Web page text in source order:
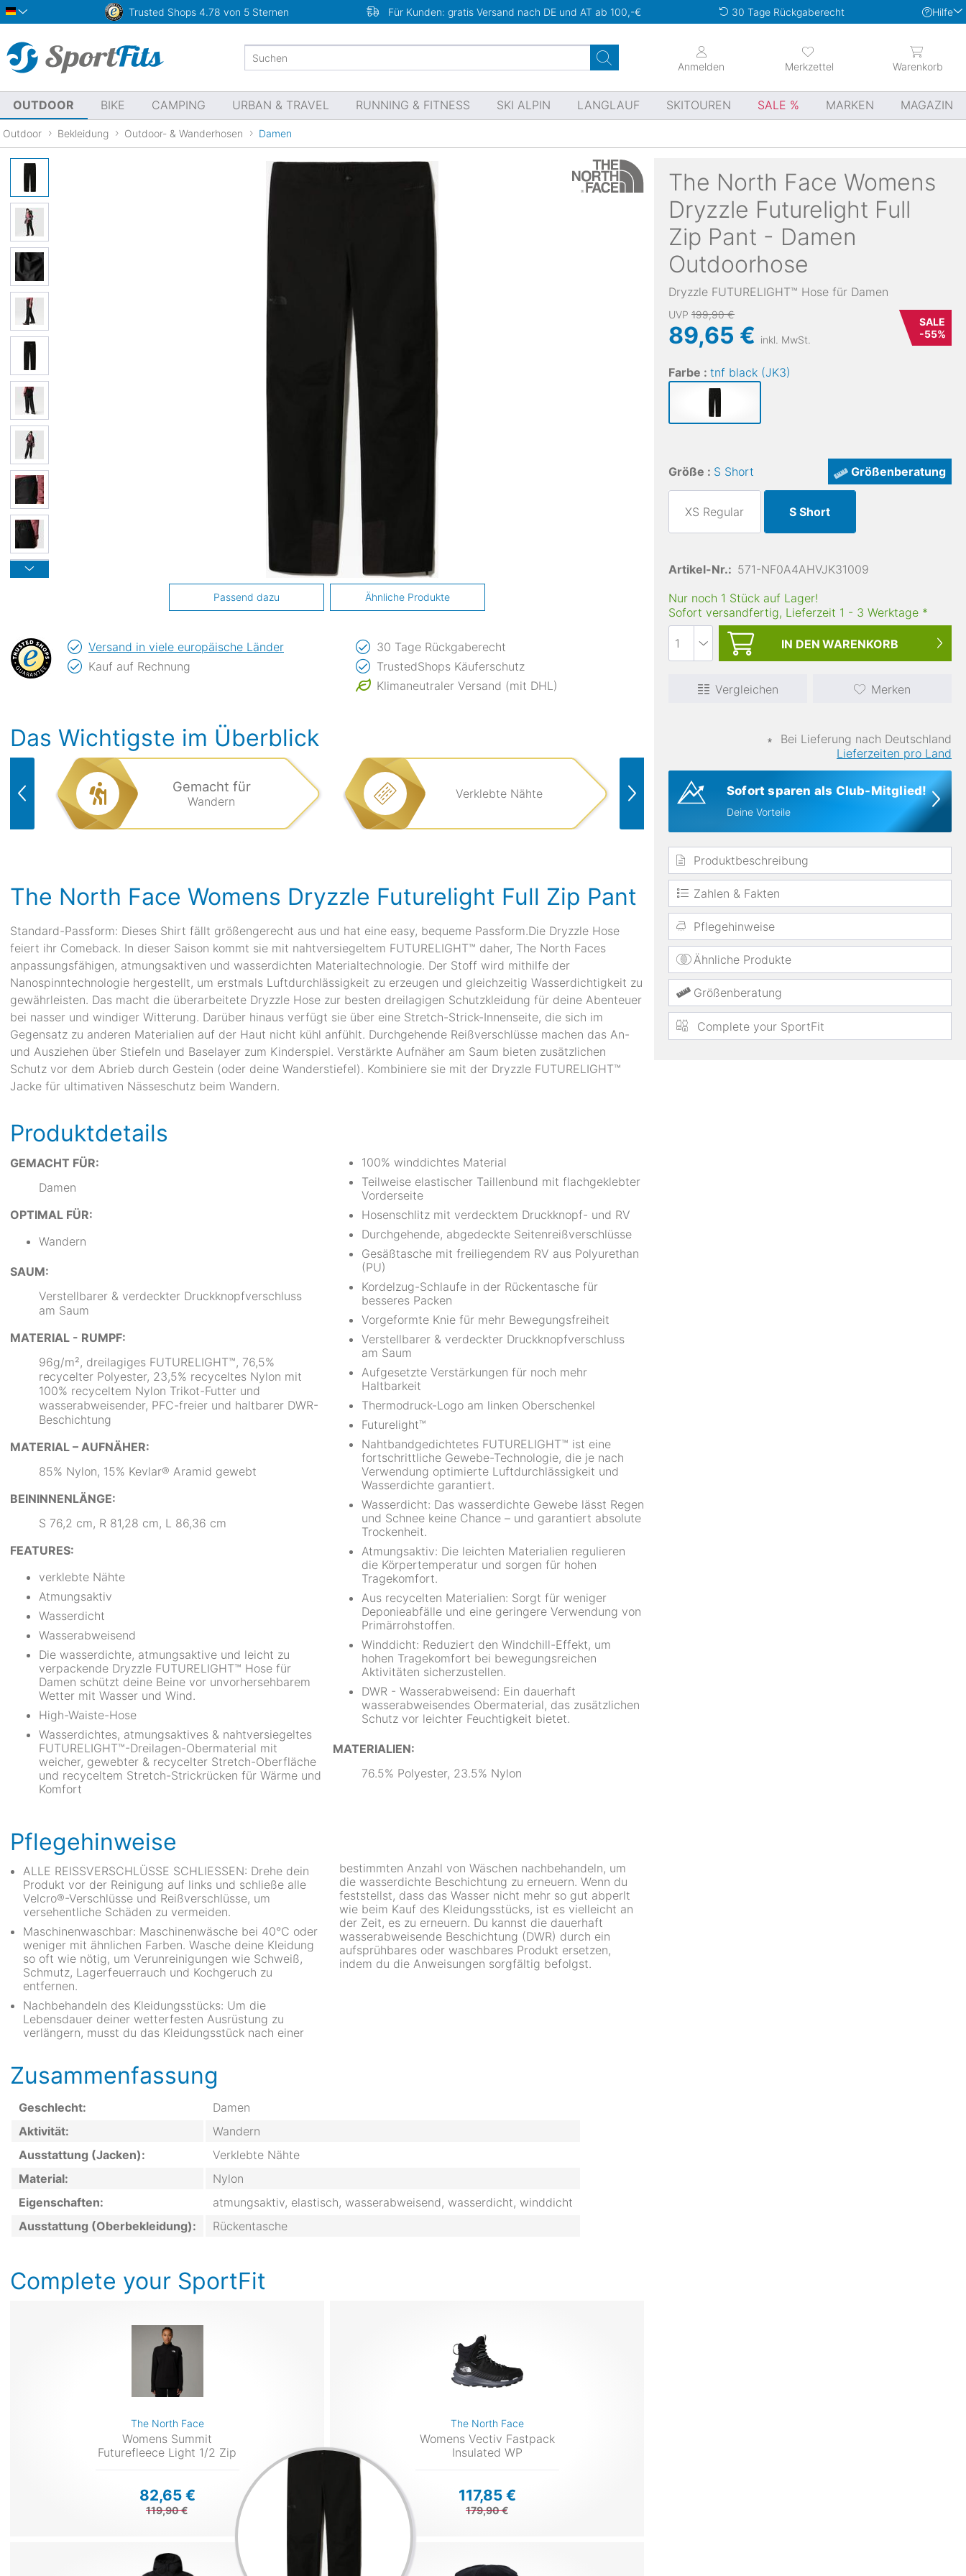
Deutsch Trusted Shops 4.78 von 5 Sternen Für Kunden: gratis Versand nach DE und AT ab 100,-€ 30 Tage Rückgaberecht Hilfe
Merkzettel
Anmelden Warenkorb
OUTDOOR BIKE CAMPING URBAN & TRAVEL RUNNING & FITNESS SKI ALPIN LANGLAUF SKITOUREN SALE MARKEN MAGAZIN
Outdoor Bekleidung Outdoor- & Wanderhosen Damen
The North Face Womens
Dryzzle Futurelight Full
Zip Pant - Damen
Outdoorhose
Dryzzle FUTURELIGHT™ Hose für Damen
UVP 199,90 €
89,65 € inkl. MwSt.
SALE
-55%
Farbe : tnf black (JK3)
Größe : S Short Größenberatung
XS Regular S Short
Artikel-Nr.: 571-NF0A4AHVJK31009
Nur noch 1 Stück auf Lager!
Sofort versandfertig, Lieferzeit 1 - 3 Werktage *
IN DEN WARENKORB
Vergleichen Merken
∗
Bei Lieferung nach Deutschland
Lieferzeiten pro Land
Sofort sparen als Club-Mitglied!
Deine Vorteile
Produktbeschreibung
Zahlen & Fakten
Pflegehinweise
Ähnliche Produkte
Größenberatung
Complete your SportFit
Passend dazu Ähnliche Produkte
Versand in viele europäische Länder
Kauf auf Rechnung
30 Tage Rückgaberecht
TrustedShops Käuferschutz
Klimaneutraler Versand (mit DHL)
Das Wichtigste im Überblick
Gemacht für
Wandern
Verklebte Nähte atmungsaktiv
The North Face Womens Dryzzle Futurelight Full Zip Pant
Standard-Passform: Dieses Shirt fällt größengerecht aus und hat eine easy, bequeme Passform.Die Dryzzle Hose
feiert ihr Comeback. In dieser Saison kommt sie mit nahtversiegeltem FUTURELIGHT™ daher, The North Faces
anpassungsfähigen, atmungsaktiven und wasserdichten Materialtechnologie. Der Stoff wird mithilfe der
Nanospinntechnologie hergestellt, um erstmals Luftdurchlässigkeit zu erzeugen und gleichzeitig Wasserdichtigkeit zu
gewährleisten. Das macht die überarbeitete Dryzzle Hose zur besten dreilagigen Schutzkleidung für deine Abenteuer
bei nasser und windiger Witterung. Darüber hinaus verfügt sie über eine Stretch-Strick-Innenseite, die sich im
Gegensatz zu anderen Materialien auf der Haut nicht kühl anfühlt. Durchgehende Reißverschlüsse machen das An-
und Ausziehen über Stiefeln und Baselayer zum Kinderspiel. Verstärkte Aufnäher am Saum bieten zusätzlichen
Schutz vor dem Abrieb durch Gestein (oder deine Wanderstiefel). Kombiniere sie mit der Dryzzle FUTURELIGHT™
Jacke für ultimativen Nässeschutz beim Wandern.
Produktdetails
GEMACHT FÜR:
Damen
OPTIMAL FÜR:
Wandern
SAUM:
Verstellbarer & verdeckter Druckknopfverschluss
am Saum
MATERIAL - RUMPF:
96g/m², dreilagiges FUTURELIGHT™, 76,5%
recycelter Polyester, 23,5% recyceltes Nylon mit
100% recyceltem Nylon Trikot-Futter und
wasserabweisender, PFC-freier und haltbarer DWR-
Beschichtung
MATERIAL – AUFNÄHER:
85% Nylon, 15% Kevlar® Aramid gewebt
BEININNENLÄNGE:
S 76,2 cm, R 81,28 cm, L 86,36 cm
FEATURES:
verklebte Nähte
Atmungsaktiv
Wasserdicht
Wasserabweisend
Die wasserdichte, atmungsaktive und leicht zu
verpackende Dryzzle FUTURELIGHT™ Hose für
Damen schützt deine Beine vor unvorhersehbarem
Wetter mit Wasser und Wind.
High-Waiste-Hose
Wasserdichtes, atmungsaktives & nahtversiegeltes
FUTURELIGHT™-Dreilagen-Obermaterial mit
weicher, gewebter & recycelter Stretch-Oberfläche
und recyceltem Stretch-Strickrücken für Wärme und
Komfort
100% winddichtes Material
Teilweise elastischer Taillenbund mit flachgeklebter
Vorderseite
Hosenschlitz mit verdecktem Druckknopf- und RV
Durchgehende, abgedeckte Seitenreißverschlüsse
Gesäßtasche mit freiliegendem RV aus Polyurethan
(PU)
Kordelzug-Schlaufe in der Rückentasche für
besseres Packen
Vorgeformte Knie für mehr Bewegungsfreiheit
Verstellbarer & verdeckter Druckknopfverschluss
am Saum
Aufgesetzte Verstärkungen für noch mehr
Haltbarkeit
Thermodruck-Logo am linken Oberschenkel
Futurelight™
Nahtbandgedichtetes FUTURELIGHT™ ist eine
fortschrittliche Gewebe-Technologie, die je nach
Verwendung optimierte Luftdurchlässigkeit und
Wasserdichte garantiert.
Wasserdicht: Das wasserdichte Gewebe lässt Regen
und Schnee keine Chance – und garantiert absolute
Trockenheit.
Atmungsaktiv: Die leichten Materialien regulieren
die Körpertemperatur und sorgen für hohen
Tragekomfort.
Aus recycelten Materialien: Sorgt für weniger
Deponieabfälle und eine geringere Verwendung von
Primärrohstoffen.
Winddicht: Reduziert den Windchill-Effekt, um
hohen Tragekomfort bei bewegungsreichen
Aktivitäten sicherzustellen.
DWR - Wasserabweisend: Ein dauerhaft
wasserabweisendes Obermaterial, das zusätzlichen
Schutz vor leichter Feuchtigkeit bietet.
MATERIALIEN:
76.5% Polyester, 23.5% Nylon
Pflegehinweise
ALLE REISSVERSCHLÜSSE SCHLIESSEN: Drehe dein
Produkt vor der Reinigung auf links und schließe alle
Velcro®-Verschlüsse und Reißverschlüsse, um
versehentliche Schäden zu vermeiden.
Maschinenwaschbar: Maschinenwäsche bei 40°C oder
weniger mit ähnlichen Farben. Wasche deine Kleidung
so oft wie nötig, um Verunreinigungen wie Schweiß,
Schmutz, Lagerfeuerrauch und Kochgeruch zu
entfernen.
Nachbehandeln des Kleidungsstücks: Um die
Lebensdauer deiner wetterfesten Ausrüstung zu
verlängern, musst du das Kleidungsstück nach einer
bestimmten Anzahl von Wäschen nachbehandeln, um
die wasserdichte Beschichtung zu erneuern. Wenn du
feststellst, dass das Wasser nicht mehr so gut abperlt
wie beim Kauf des Kleidungsstücks, ist es vielleicht an
der Zeit, es zu erneuern. Du kannst die dauerhaft
wasserabweisende Beschichtung (DWR) durch ein
aufsprühbares oder waschbares Produkt ersetzen,
indem du die Anweisungen sorgfältig befolgst.
Zusammenfassung
Geschlecht:
Damen
Aktivität:
Wandern
Ausstattung (Jacken):
Verklebte Nähte
Material:
Nylon
Eigenschaften:
atmungsaktiv, elastisch, wasserabweisend, wasserdicht, winddicht
Ausstattung (Oberbekleidung):
Rückentasche
Complete your SportFit
The North Face
Womens Summit
Futurefleece Light 1/2 Zip
82,65 €
119,90 €
The North Face
Womens Vectiv Fastpack
Insulated WP
117,85 €
179,90 €